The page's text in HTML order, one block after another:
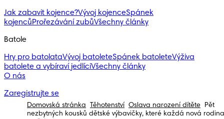
Jak zabavit kojence?Vývoj kojenceSpánek
kojencůProřezávání zubůVšechny články
Batole
Hry pro batolataVývoj batoleteSpánek batoleteVýživa
batolete a vybíraví jedlíciVšechny články
O nás
Zaregistrujte se
Domovská stránka Těhotenství Oslava narození dítěte
Pět
nezbytných kousků dětské výbavičky, které každá nová rodina